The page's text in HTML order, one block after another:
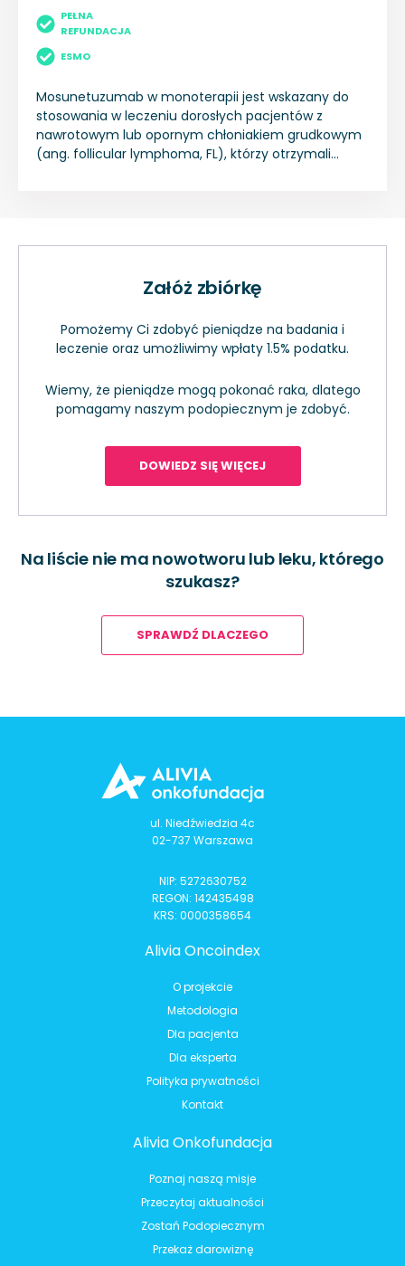
Mosunetuzumab w monoterapii jest wskazany do
stosowania w leczeniu dorosłych pacjentów z
nawrotowym lub opornym chłoniakiem grudkowym
(ang. follicular lymphoma, FL), którzy otrzymali
PEŁNA
REFUNDACJA
ESMO
Załóż zbiórkę
Pomożemy Ci zdobyć pieniądze na badania i
leczenie oraz umożliwimy wpłaty 1.5% podatku.
Wiemy, że pieniądze mogą pokonać raka, dlatego
pomagamy naszym podopiecznym je zdobyć.
DOWIEDZ SIĘ WIĘCEJ
Na liście nie ma nowotworu lub leku, którego
szukasz?
SPRAWDŹ DLACZEGO
ul. Niedźwiedzia 4c
02-737 Warszawa
NIP: 5272630752
REGON: 142435498
KRS: 0000358654
Alivia Oncoindex
O projekcie
Metodologia
Dla pacjenta
Dla eksperta
Polityka prywatności
Kontakt
Alivia Onkofundacja
Poznaj naszą misje
Przeczytaj aktualności
Zostań Podopiecznym
Przekaż darowiznę